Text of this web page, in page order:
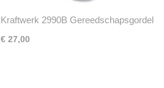
Kraftwerk 2990B Gereedschapsgordel
€ 27,00